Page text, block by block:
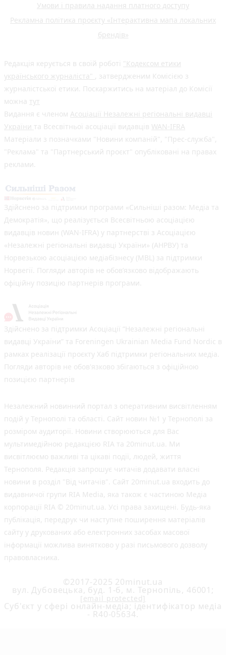
Умови і правила надання платного доступу
Рекламна політика проєкту «Інтерактивна мапа локальних
брендів»
Редакція керується в своїй роботі "Кодексом етики
українського журналіста" , затвердженим Комісією з
журналістської етики. Поскаржитись на матеріал до Комісії
можна тут
Видання є членом Асоціації Незалежні регіональні видавці
України та Всесвітньої асоціації видавців WAN-IFRA
Матеріали з позначками "Новини компаній", "Прес-служба",
"Реклама" та "Партнерський проєкт" опубліковані на правах
реклами.
Здійснено за підтримки програми «Сильніші разом: Медіа та
Демократія», що реалізується Всесвітньою асоціацією
видавців новин (WAN-IFRA) у партнерстві з Асоціацією
«Незалежні регіональні видавці України» (АНРВУ) та
Норвезькою асоціацією медіабізнесу (MBL) за підтримки
Норвегії. Погляди авторів не обов’язково відображають
офіційну позицію партнерів програми.
Здійснено за підтримки Асоціації “Незалежні регіональні
видавці України” та Foreningen Ukrainian Media Fund Nordic в
рамках реалізації проєкту Хаб підтримки регіональних медіа.
Погляди авторів не обов'язково збігаються з офіційною
позицією партнерів
Незалежний новинний портал з оперативним висвітленням
подій у Тернополі та області. Сайт новин №1 у Тернополі за
розміром аудиторії. Новини створюються для Вас
мультимедійною редакцією RIA та 20minut.ua. Ми
висвітлюємо важливі та цікаві події, людей, життя
Тернополя. Редакція запрошує читачів додавати власні
новини в розділ "Від читачів". Сайт 20minut.ua входить до
видавничої групи RIA Media, яка також є частиною Медіа
корпорації RIA © 20minut.ua. Усі права захищені. Будь-яка
публiкацiя, передрук чи наступне поширення матеріалів
сайту у друкованих або електронних засобах масової
інформації можлива винятково у разі письмового дозволу
правовласника.
©2017-2025 20minut.ua
вул. Дубовецька, буд. 1-б, м. Тернопіль, 46001;
[email protected]
Cуб'єкт у сфері онлайн-медіа; ідентифікатор медіа
- R40-05634.